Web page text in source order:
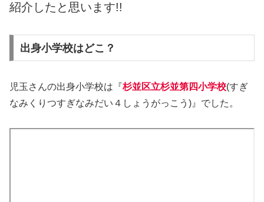
紹介したと思います!!
出身小学校はどこ？
児玉さんの出身小学校は『杉並区立杉並第四小学校(すぎ
なみくりつすぎなみだい４しょうがっこう)』でした。